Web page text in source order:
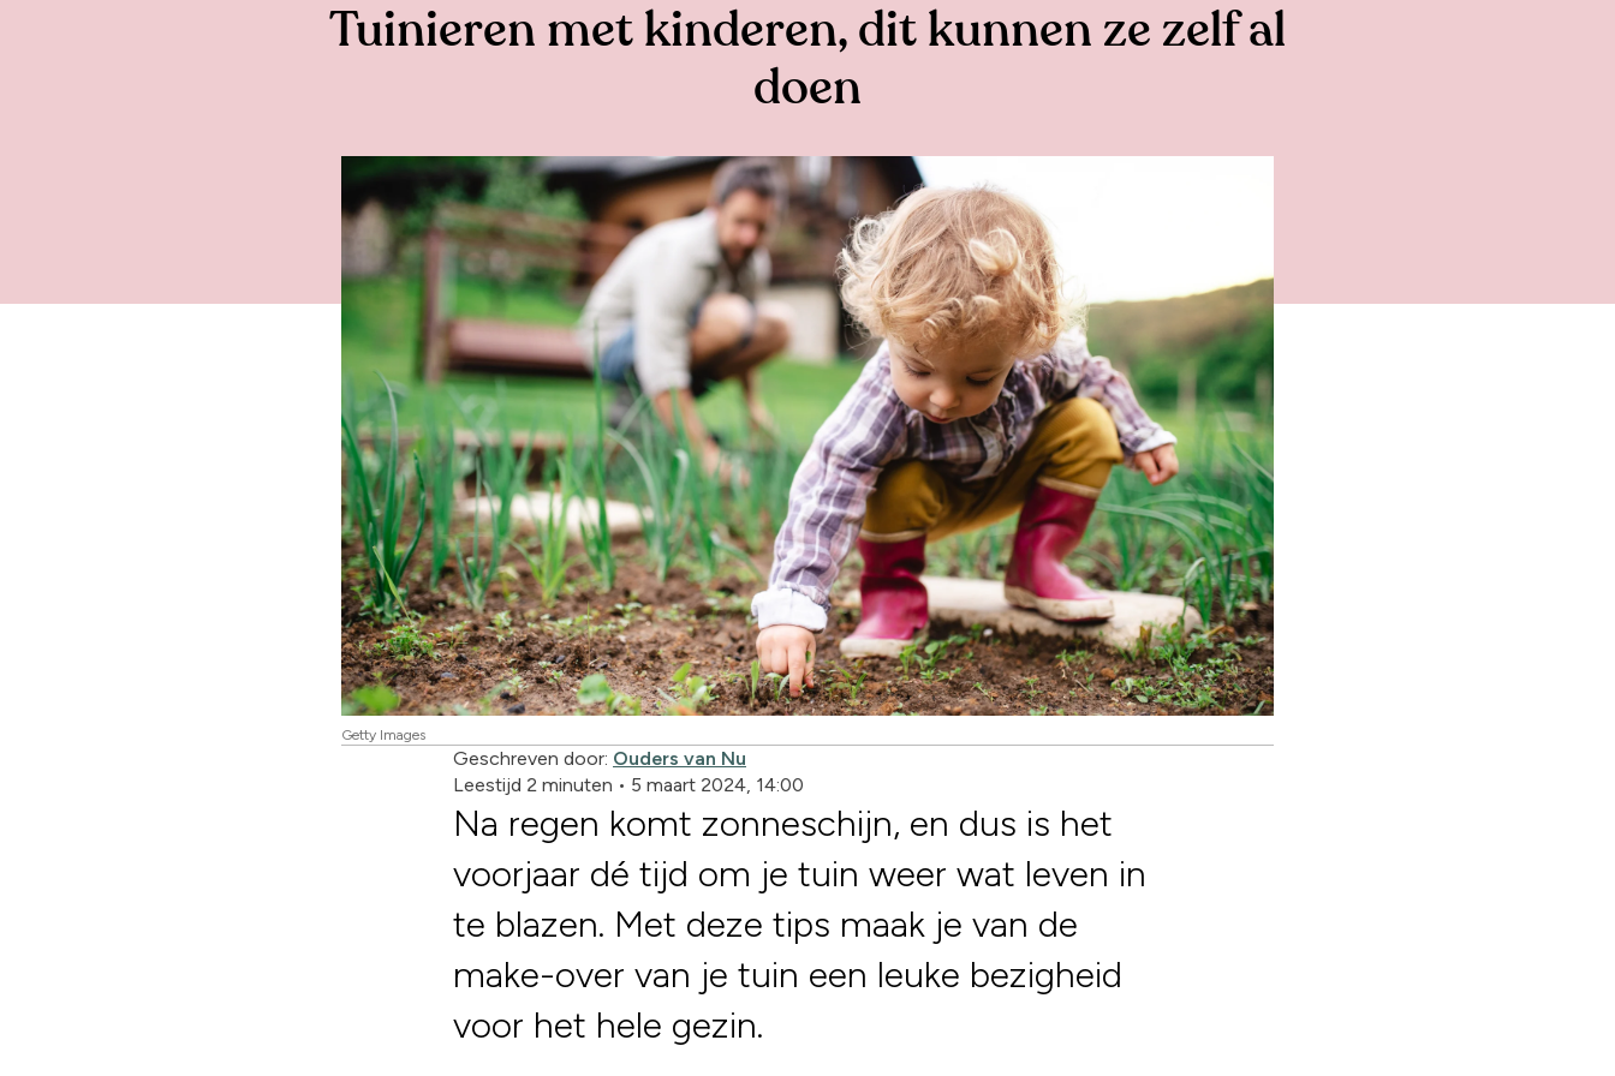
Tuinieren met kinderen, dit kunnen ze zelf al
doen
Getty Images
Geschreven door: Ouders van Nu
Leestijd 2 minuten • 5 maart 2024, 14:00
Na regen komt zonneschijn, en dus is het
voorjaar dé tijd om je tuin weer wat leven in
te blazen. Met deze tips maak je van de
make-over van je tuin een leuke bezigheid
voor het hele gezin.